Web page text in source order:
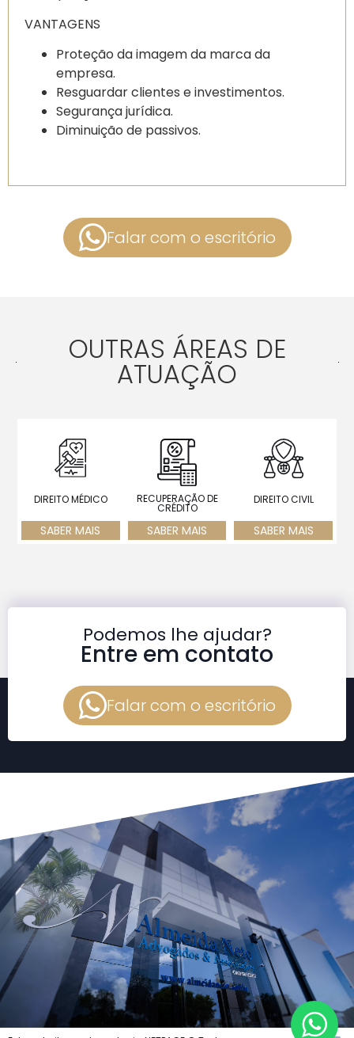
VANTAGENS
Proteção da imagem da marca da
empresa.
Resguardar clientes e investimentos.
Segurança jurídica.
Diminuição de passivos.
Falar com o escritório
OUTRAS ÁREAS DE
ATUAÇÃO
DIREITO MÉDICO
SABER MAIS
RECUPERAÇÃO DE
CRÉDITO
SABER MAIS
DIREITO CIVIL
SABER MAIS
Podemos lhe ajudar?
Entre em contato
Falar com o escritório